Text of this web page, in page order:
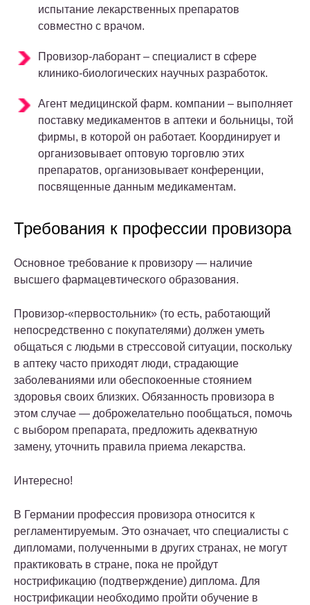
испытание лекарственных препаратов
совместно с врачом.
Провизор-лаборант – специалист в сфере
клинико-биологических научных разработок.
Агент медицинской фарм. компании – выполняет
поставку медикаментов в аптеки и больницы, той
фирмы, в которой он работает. Координирует и
организовывает оптовую торговлю этих
препаратов, организовывает конференции,
посвященные данным медикаментам.
Требования к профессии провизора
Основное требование к провизору — наличие
высшего фармацевтического образования.
Провизор-«первостольник» (то есть, работающий
непосредственно с покупателями) должен уметь
общаться с людьми в стрессовой ситуации, поскольку
в аптеку часто приходят люди, страдающие
заболеваниями или обеспокоенные стоянием
здоровья своих близких. Обязанность провизора в
этом случае — доброжелательно пообщаться, помочь
с выбором препарата, предложить адекватную
замену, уточнить правила приема лекарства.
Интересно!
В Германии профессия провизора относится к
регламентируемым. Это означает, что специалисты с
дипломами, полученными в других странах, не могут
практиковать в стране, пока не пройдут
нострификацию (подтверждение) диплома. Для
нострификации необходимо пройти обучение в